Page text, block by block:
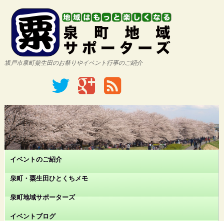
坂戸市泉町粟生田のお祭りやイベント行事のご紹介
イベントのご紹介
泉町・粟生田ひとくちメモ
泉町地域サポーターズ
イベントブログ